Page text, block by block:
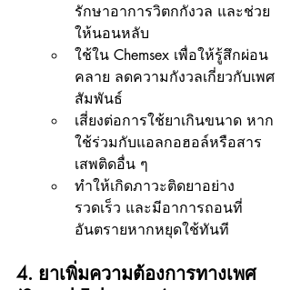
รักษาอาการวิตกกังวล และช่วย
ให้นอนหลับ
ใช้ใน Chemsex เพื่อให้รู้สึกผ่อน
คลาย ลดความกังวลเกี่ยวกับเพศ
สัมพันธ์
เสี่ยงต่อการใช้ยาเกินขนาด หาก
ใช้ร่วมกับแอลกอฮอล์หรือสาร
เสพติดอื่น ๆ
ทำให้เกิดภาวะติดยาอย่าง
รวดเร็ว และมีอาการถอนที่
อันตรายหากหยุดใช้ทันที
4. ยาเพิ่มความต้องการทางเพศ